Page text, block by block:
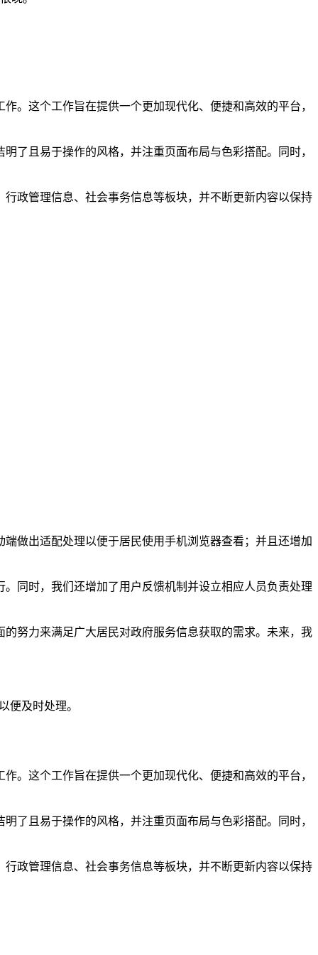
。这个工作旨在提供一个更加现代化、便捷和高效的平台，
了且易于操作的风格，并注重页面布局与色彩搭配。同时，
政管理信息、社会事务信息等板块，并不断更新内容以保持
做出适配处理以便于居民使用手机浏览器查看；并且还增加
同时，我们还增加了用户反馈机制并设立相应人员负责处理
努力来满足广大居民对政府服务信息获取的需求。未来，我
便及时处理。
。这个工作旨在提供一个更加现代化、便捷和高效的平台，
了且易于操作的风格，并注重页面布局与色彩搭配。同时，
政管理信息、社会事务信息等板块，并不断更新内容以保持